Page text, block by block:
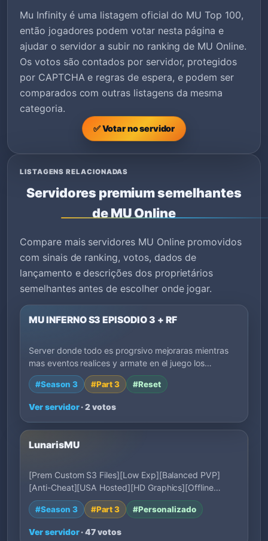
Mu Infinity é uma listagem oficial do MU Top 100,
então jogadores podem votar nesta página e
ajudar o servidor a subir no ranking de MU Online.
Os votos são contados por servidor, protegidos
por CAPTCHA e regras de espera, e podem ser
comparados com outras listagens da mesma
categoria.
✅ Votar no servidor
LISTAGENS RELACIONADAS
Servidores premium semelhantes
de MU Online
Compare mais servidores MU Online promovidos
com sinais de ranking, votos, dados de
lançamento e descrições dos proprietários
semelhantes antes de escolher onde jogar.
MU INFERNO S3 EPISODIO 3 + RF
Server donde todo es progrsivo mejoraras mientras
mas eventos realices y armate en el juego los…
#Season 3 #Part 3 #Reset
Ver servidor· 2 votos
LunarisMU
[Prem Custom S3 Files][Low Exp][Balanced PVP]
[Anti-Cheat][USA Hosted][HD Graphics][Offline
Mode…
#Season 3 #Part 3 #Personalizado
Ver servidor· 47 votos